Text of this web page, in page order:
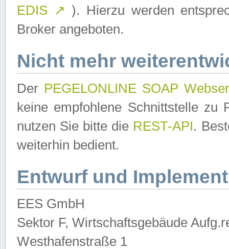
EDIS ↗ ). Hierzu werden
Broker angeboten.
Nicht mehr
Der PEGELONLINE SOAP
keine empfohlene Schnittstelle zu
nutzen Sie bitte die REST-API.
weiterhin bedient.
Entwurf und
EES GmbH
Sektor F, Wirtschaftsgebäude
Westhafenstraße 1